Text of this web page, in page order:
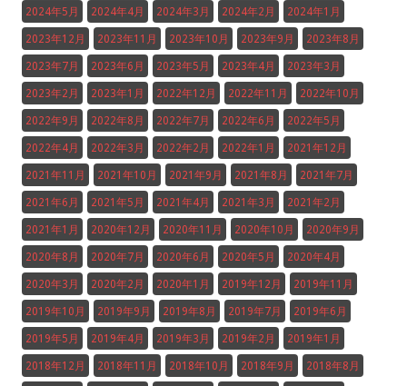
2024年5月 2024年4月 2024年3月 2024年2月 2024年1月
2023年12月 2023年11月 2023年10月 2023年9月 2023年8月
2023年7月 2023年6月 2023年5月 2023年4月 2023年3月
2023年2月 2023年1月 2022年12月 2022年11月 2022年10月
2022年9月 2022年8月 2022年7月 2022年6月 2022年5月
2022年4月 2022年3月 2022年2月 2022年1月 2021年12月
2021年11月 2021年10月 2021年9月 2021年8月 2021年7月
2021年6月 2021年5月 2021年4月 2021年3月 2021年2月
2021年1月 2020年12月 2020年11月 2020年10月 2020年9月
2020年8月 2020年7月 2020年6月 2020年5月 2020年4月
2020年3月 2020年2月 2020年1月 2019年12月 2019年11月
2019年10月 2019年9月 2019年8月 2019年7月 2019年6月
2019年5月 2019年4月 2019年3月 2019年2月 2019年1月
2018年12月 2018年11月 2018年10月 2018年9月 2018年8月